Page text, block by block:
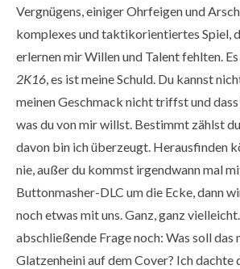
Vergnügens, einiger Ohrfeigen und
komplexes und taktikorientiertes Spiel,
erlernen mir Willen und Talent fehlten.
2K16, es ist meine Schuld. Du kannst
meinen Geschmack nicht triffst und
was du von mir willst. Bestimmt zählst
davon bin ich überzeugt. Herausfinden
nie, außer du kommst irgendwann mal
Buttonmasher-DLC um die Ecke, dann
noch etwas mit uns. Ganz, ganz
abschließende Frage noch: Was soll das
Glatzenheini auf dem Cover? Ich dachte